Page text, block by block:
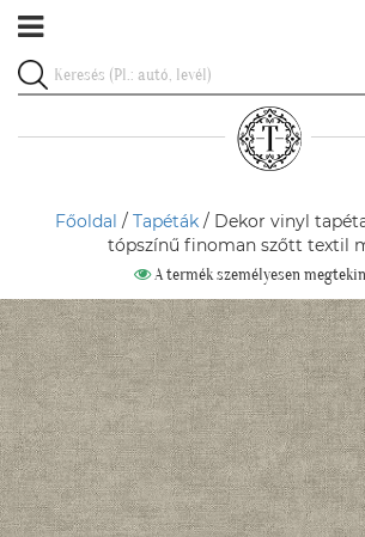
Főoldal / Tapéták / Dekor vinyl
tópszínű finoman szőtt textil
A termék személyesen